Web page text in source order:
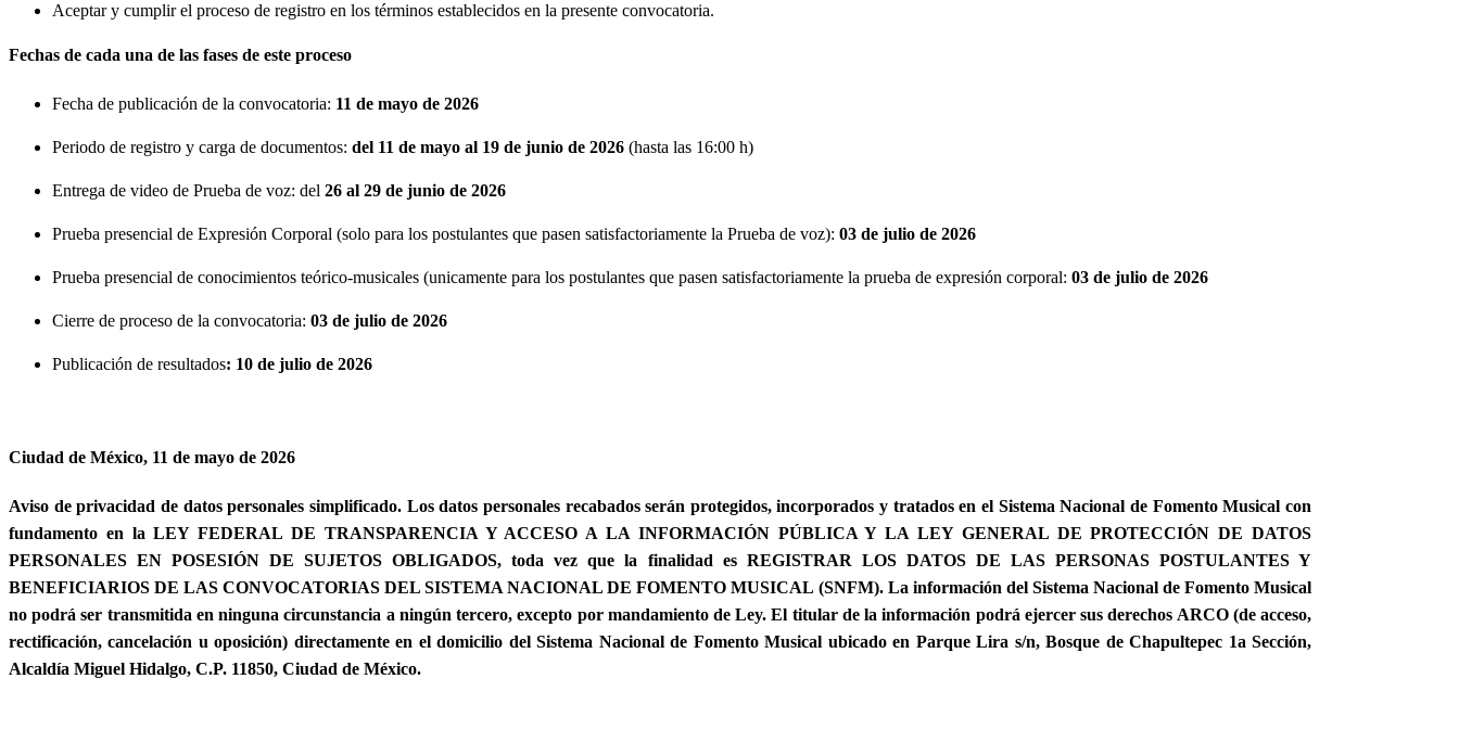
Aceptar y cumplir el proceso de registro en los términos establecidos en la presente convocatoria.
Fechas de cada una de las fases de este proceso
Fecha de publicación de la convocatoria: 11 de mayo de 2026
Periodo de registro y carga de documentos: del 11 de mayo al 19 de junio de 2026 (hasta las 16:00 h)
Entrega de video de Prueba de voz: del 26 al 29 de junio de 2026
Prueba presencial de Expresión Corporal (solo para los postulantes que pasen satisfactoriamente la Prueba de voz): 03 de julio de 2026
Prueba presencial de conocimientos teórico-musicales (unicamente para los postulantes que pasen satisfactoriamente la prueba de expresión corporal: 03 de julio de 2026
Cierre de proceso de la convocatoria: 03 de julio de 2026
Publicación de resultados: 10 de julio de 2026
Ciudad de México, 11 de mayo de 2026
Aviso de privacidad de datos personales simplificado. Los datos personales recabados serán protegidos, incorporados y tratados en el Sistema Nacional de Fomento Musical con
fundamento en la LEY FEDERAL DE TRANSPARENCIA Y ACCESO A LA INFORMACIÓN PÚBLICA Y LA LEY GENERAL DE PROTECCIÓN DE DATOS
PERSONALES EN POSESIÓN DE SUJETOS OBLIGADOS, toda vez que la finalidad es REGISTRAR LOS DATOS DE LAS PERSONAS POSTULANTES Y
BENEFICIARIOS DE LAS CONVOCATORIAS DEL SISTEMA NACIONAL DE FOMENTO MUSICAL (SNFM). La información del Sistema Nacional de Fomento Musical
no podrá ser transmitida en ninguna circunstancia a ningún tercero, excepto por mandamiento de Ley. El titular de la información podrá ejercer sus derechos ARCO (de acceso,
rectificación, cancelación u oposición) directamente en el domicilio del Sistema Nacional de Fomento Musical ubicado en Parque Lira s/n, Bosque de Chapultepec 1a Sección,
Alcaldía Miguel Hidalgo, C.P. 11850, Ciudad de México.